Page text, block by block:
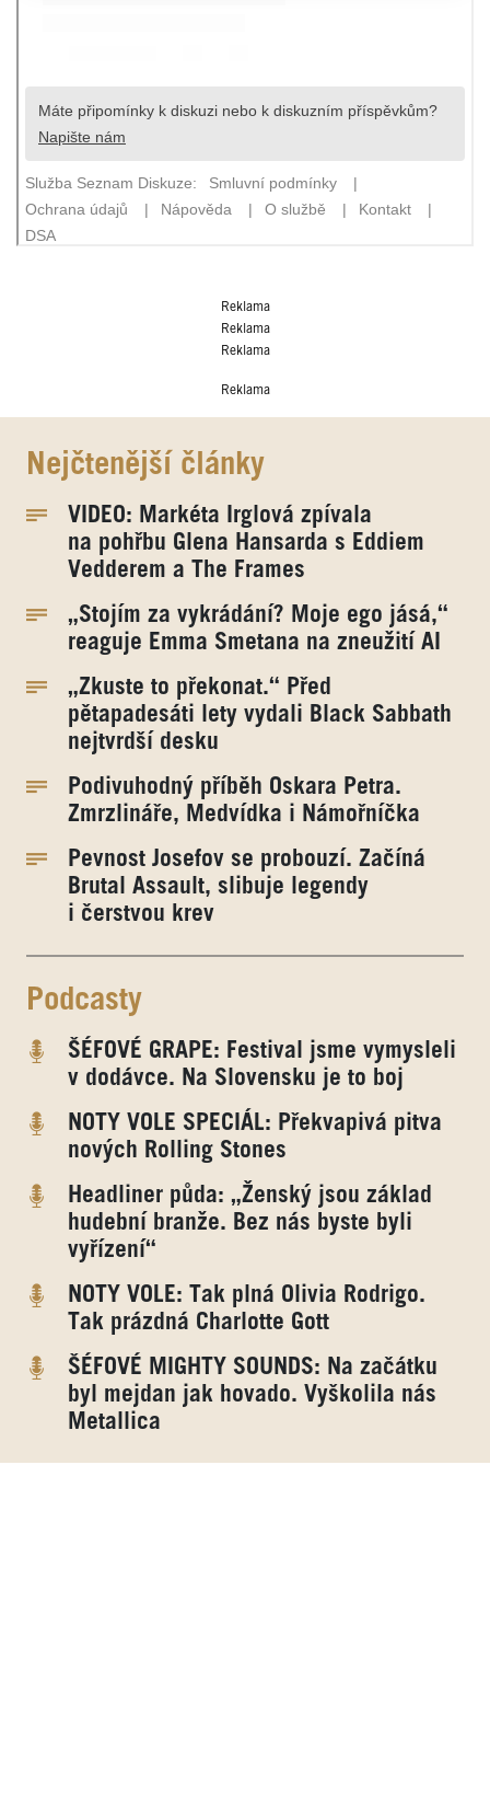
Reklama
Reklama
Reklama
Reklama
Nejčtenější články
VIDEO: Markéta Irglová zpívala
na pohřbu Glena Hansarda s Eddiem
Vedderem a The Frames
„Stojím za vykrádání? Moje ego jásá,“
reaguje Emma Smetana na zneužití AI
„Zkuste to překonat.“ Před
pětapadesáti lety vydali Black Sabbath
nejtvrdší desku
Podivuhodný příběh Oskara Petra.
Zmrzlináře, Medvídka i Námořníčka
Pevnost Josefov se probouzí. Začíná
Brutal Assault, slibuje legendy
i čerstvou krev
Podcasty
ŠÉFOVÉ GRAPE: Festival jsme vymysleli
v dodávce. Na Slovensku je to boj
NOTY VOLE SPECIÁL: Překvapivá pitva
nových Rolling Stones
Headliner půda: „Ženský jsou základ
hudební branže. Bez nás byste byli
vyřízení“
NOTY VOLE: Tak plná Olivia Rodrigo.
Tak prázdná Charlotte Gott
ŠÉFOVÉ MIGHTY SOUNDS: Na začátku
byl mejdan jak hovado. Vyškolila nás
Metallica